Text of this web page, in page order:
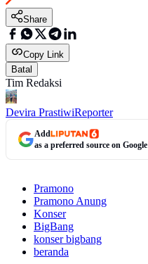
Share
Copy Link
Batal
Tim Redaksi
Devira PrastiwiReporter
Add
as a preferred source on Google
Pramono
Pramono Anung
Konser
BigBang
konser bigbang
beranda